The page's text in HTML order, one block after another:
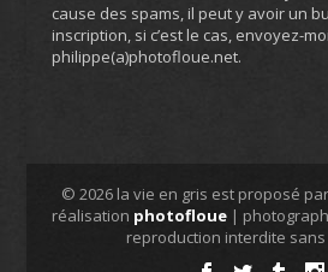
cause des spams, il peut y avoir un
inscription, si c’est le cas, envoyez-
philippe(a)photofloue.net.
© 2026 la vie en gris est proposé par
réalisation photofloue|
reproduction interdite